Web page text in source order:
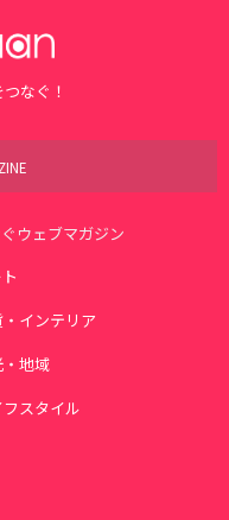
なぐ！
ウェブマガジン
インテリア
・地域
スタイル